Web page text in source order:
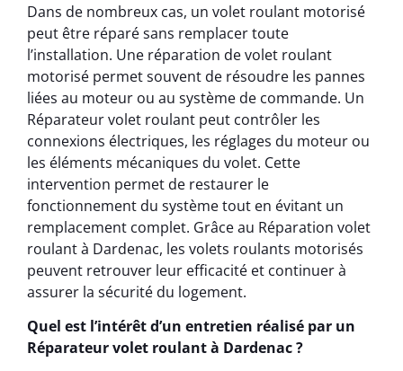
Dans de nombreux cas, un volet roulant motorisé
peut être réparé sans remplacer toute
l’installation. Une réparation de volet roulant
motorisé permet souvent de résoudre les pannes
liées au moteur ou au système de commande. Un
Réparateur volet roulant peut contrôler les
connexions électriques, les réglages du moteur ou
les éléments mécaniques du volet. Cette
intervention permet de restaurer le
fonctionnement du système tout en évitant un
remplacement complet. Grâce au Réparation volet
roulant à Dardenac, les volets roulants motorisés
peuvent retrouver leur efficacité et continuer à
assurer la sécurité du logement.
Quel est l’intérêt d’un entretien réalisé par un
Réparateur volet roulant à Dardenac ?